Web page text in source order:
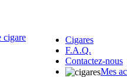
Cigares
F.A.Q.
Contactez-nous
Mes